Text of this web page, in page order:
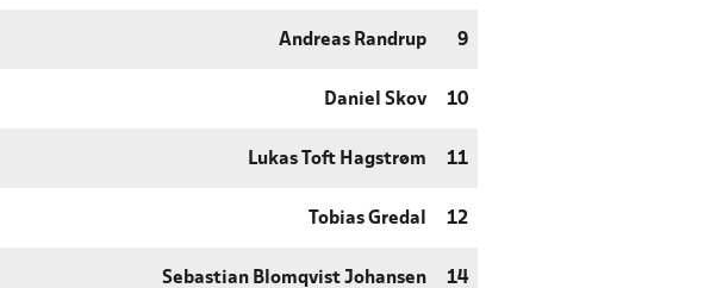
Andreas Randrup 9
Daniel Skov 10
Lukas Toft Hagstrøm 11
Tobias Gredal 12
Sebastian Blomqvist Johansen 14